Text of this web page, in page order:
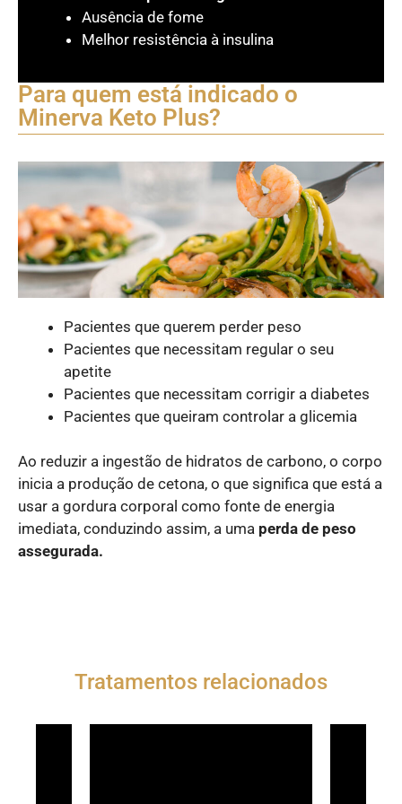
Ausência de fome
Melhor resistência à insulina
Para quem está indicado o
Minerva Keto Plus?
Pacientes que querem perder peso
Pacientes que necessitam regular o seu
apetite
Pacientes que necessitam corrigir a diabetes
Pacientes que queiram controlar a glicemia
Ao reduzir a ingestão de hidratos de carbono, o corpo
inicia a produção de cetona, o que significa que está a
usar a gordura corporal como fonte de energia
imediata, conduzindo assim, a uma perda de peso
assegurada.
Tratamentos relacionados